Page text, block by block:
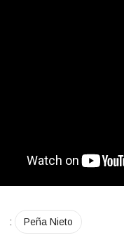
: Peña Nieto